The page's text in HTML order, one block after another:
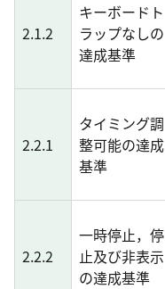
2.1.2
キーボードト
ラップなしの
達成基準
2.2.1
タイミング調
整可能の達成
基準
2.2.2
一時停止，停
止及び非表示
の達成基準